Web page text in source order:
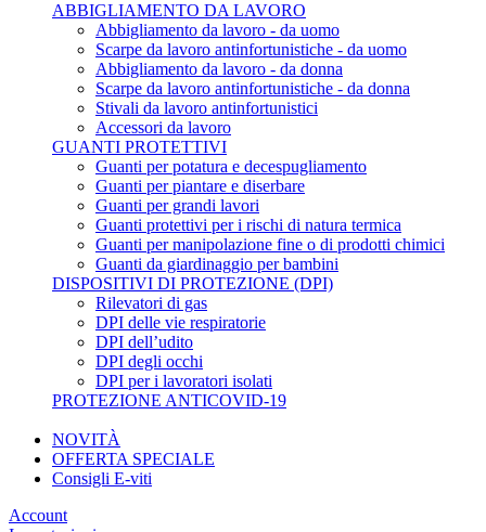
ABBIGLIAMENTO DA LAVORO
Abbigliamento da lavoro - da uomo
Scarpe da lavoro antinfortunistiche - da uomo
Abbigliamento da lavoro - da donna
Scarpe da lavoro antinfortunistiche - da donna
Stivali da lavoro antinfortunistici
Accessori da lavoro
GUANTI PROTETTIVI
Guanti per potatura e decespugliamento
Guanti per piantare e diserbare
Guanti per grandi lavori
Guanti protettivi per i rischi di natura termica
Guanti per manipolazione fine o di prodotti chimici
Guanti da giardinaggio per bambini
DISPOSITIVI DI PROTEZIONE (DPI)
Rilevatori di gas
DPI delle vie respiratorie
DPI dell’udito
DPI degli occhi
DPI per i lavoratori isolati
PROTEZIONE ANTICOVID-19
NOVITÀ
OFFERTA SPECIALE
Consigli E-viti
Account